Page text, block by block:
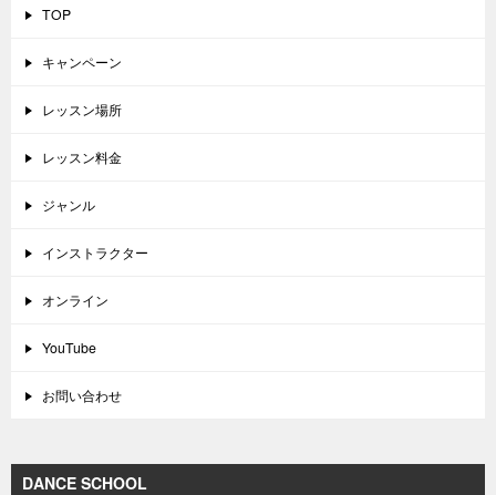
TOP
キャンペーン
レッスン場所
レッスン料金
ジャンル
インストラクター
オンライン
YouTube
お問い合わせ
DANCE SCHOOL